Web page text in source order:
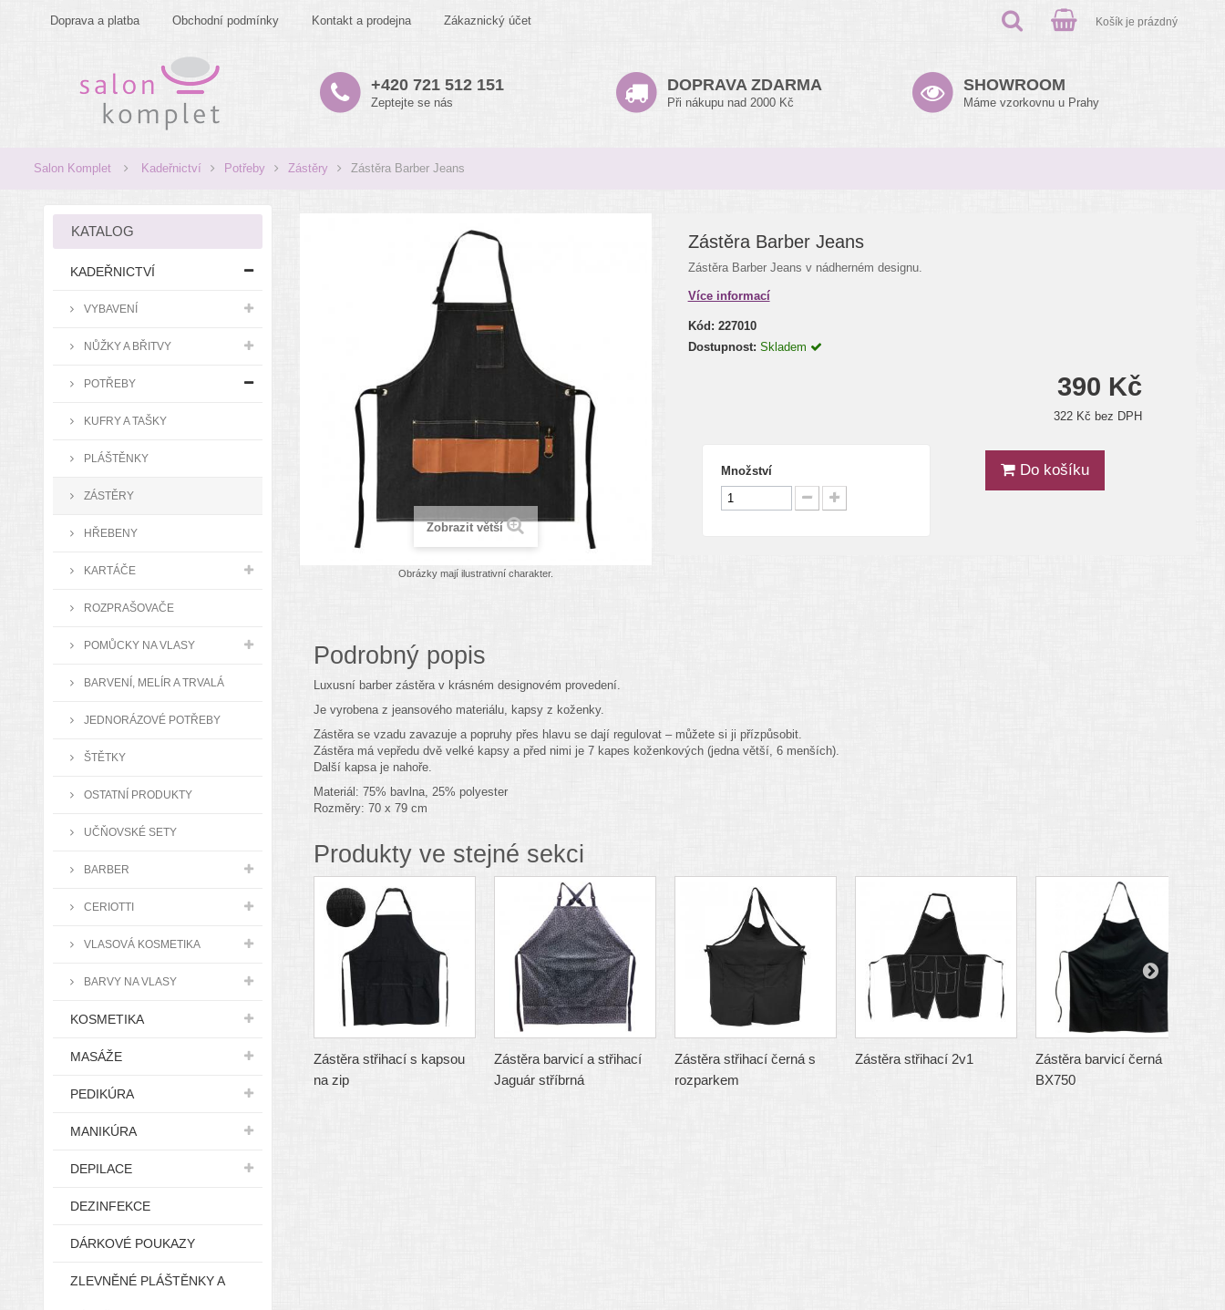
Doprava a platba Obchodní podmínky Kontakt a prodejna Zákaznický účet Košík je prázdný
+420 721 512 151
Zeptejte se nás
DOPRAVA ZDARMA
Při nákupu nad 2000 Kč
SHOWROOM
Máme vzorkovnu u Prahy
Salon Komplet Kadeřnictví Potřeby Zástěry Zástěra Barber Jeans
KATALOG
KADEŘNICTVÍ
VYBAVENÍ
NŮŽKY A BŘITVY
POTŘEBY
KUFRY A TAŠKY
PLÁŠTĚNKY
ZÁSTĚRY
HŘEBENY
KARTÁČE
ROZPRAŠOVAČE
POMŮCKY NA VLASY
BARVENÍ, MELÍR A TRVALÁ
JEDNORÁZOVÉ POTŘEBY
ŠTĚTKY
OSTATNÍ PRODUKTY
UČŇOVSKÉ SETY
BARBER
CERIOTTI
VLASOVÁ KOSMETIKA
BARVY NA VLASY
KOSMETIKA
MASÁŽE
PEDIKÚRA
MANIKÚRA
DEPILACE
DEZINFEKCE
DÁRKOVÉ POUKAZY
ZLEVNĚNÉ PLÁŠTĚNKY A
Zobrazit větší
Obrázky mají ilustrativní charakter.
Zástěra Barber Jeans
Zástěra Barber Jeans v nádherném designu.
Více informací
Kód: 227010
Dostupnost: Skladem
390 Kč
322 Kč bez DPH
Množství Do košíku
Podrobný popis
Luxusní barber zástěra v krásném designovém provedení.
Je vyrobena z jeansového materiálu, kapsy z koženky.
Zástěra se vzadu zavazuje a popruhy přes hlavu se dají regulovat – můžete si ji přízpůsobit.
Zástěra má vepředu dvě velké kapsy a před nimi je 7 kapes koženkových (jedna větší, 6 menších).
Další kapsa je nahoře.
Materiál: 75% bavlna, 25% polyester
Rozměry: 70 x 79 cm
Produkty ve stejné sekci
Zástěra střihací s kapsou
na zip
Zástěra barvicí a střihací
Jaguár stříbrná
Zástěra střihací černá s
rozparkem
Zástěra střihací 2v1
Zástěra barvicí černá
BX750